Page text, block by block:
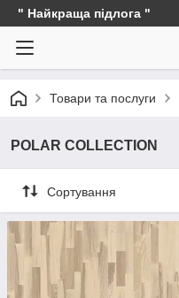
" Найкраща підлога "
Товари та послуги
POLAR COLLECTION
Сортування